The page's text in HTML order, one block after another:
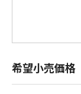
希望小売価格